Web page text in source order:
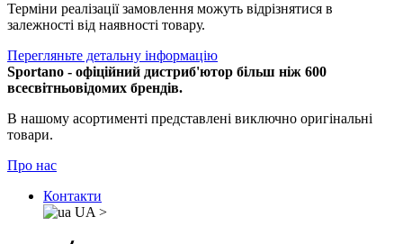
Терміни реалізації замовлення можуть відрізнятися в
залежності від наявності товару.
Перегляньте детальну інформацію
Sportano - офіційний дистриб'ютор більш ніж 600
всесвітньовідомих брендів.
В нашому асортименті представлені виключно оригінальні
товари.
Про нас
Контакти
UA >